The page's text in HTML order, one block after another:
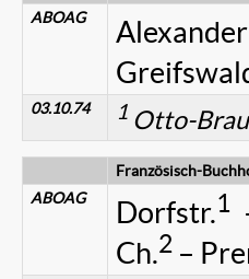
ABOAG
03.10.74 1 Otto-
Französisch-
ABOAG
Dorfstr.1
Ch.2 –